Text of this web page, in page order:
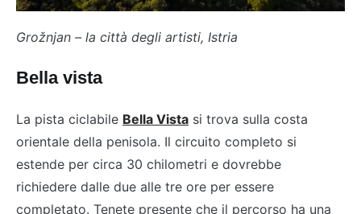
Grožnjan – la città degli artisti, Istria
Bella vista
La pista ciclabile Bella Vista si trova sulla costa
orientale della penisola. Il circuito completo si
estende per circa 30 chilometri e dovrebbe
richiedere dalle due alle tre ore per essere
completato. Tenete presente che il percorso ha una